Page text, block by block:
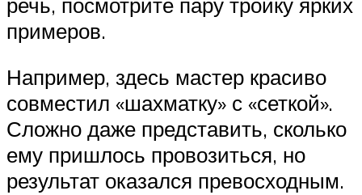
примеров.
Например, здесь мастер красиво
совместил «шахматку» с «сеткой».
Сложно даже представить, сколько
ему пришлось провозиться, но
результат оказался превосходным.